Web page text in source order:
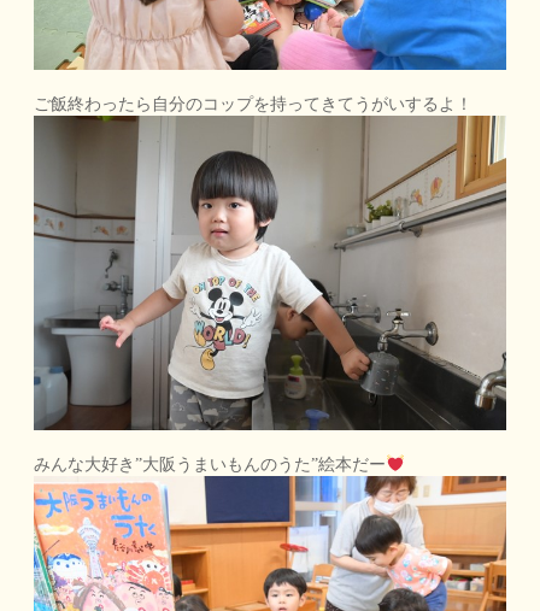
ご飯終わったら自分のコップを持ってきてうがいするよ！
みんな大好き”大阪うまいもんのうた”絵本だー